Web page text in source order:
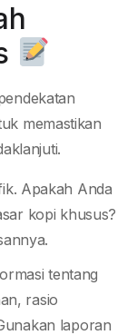
memastikan
Apakah Anda
kopi khusus?
tentang
rasio
laporan